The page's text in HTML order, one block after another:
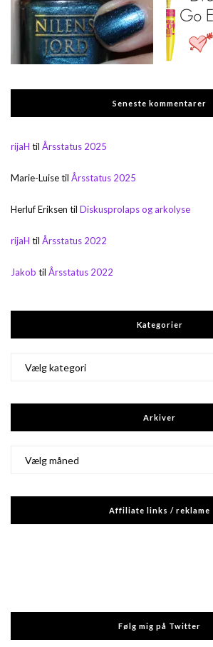
Seneste kommentarer
rijaH til Årsstatus 2025
Marie-Luisetil Årsstatus 2025
Herluf Eriksen til Diskusprolaps og arkolyse
rijaH til Årsstatus 2022
Jakob til Årsstatus 2022
Kategorier
Arkiver
Affiliate links / reklame
Følg mig på Twitter